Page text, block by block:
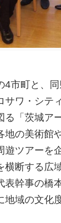
4市町と、
サワ・シテ
る「茨城ア
地の美術館
遊ツアーを
横断する広
表幹事の橋
地域の文化